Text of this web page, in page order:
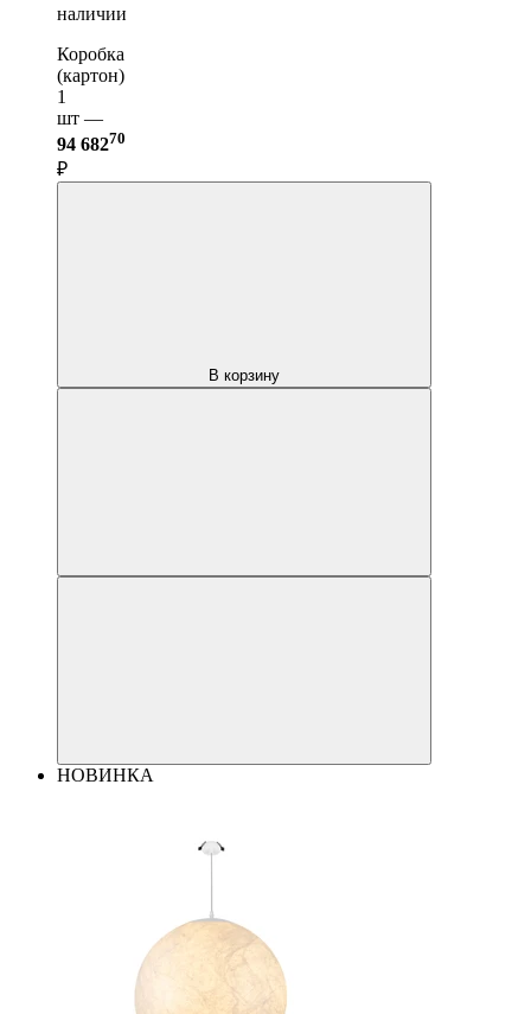
наличии
Коробка
(картон)
1
шт —
94 68270
₽
В корзину
НОВИНКА